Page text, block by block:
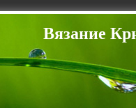
Вязание